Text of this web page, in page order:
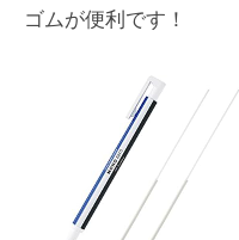
ゴムが便利です！